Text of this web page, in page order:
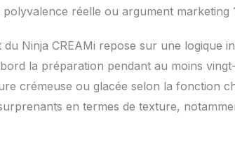
polyvalence réelle ou argument marketing
Ninja CREAMi repose sur une logique
la préparation pendant au moins
crémeuse ou glacée selon la fonction
en termes de texture,